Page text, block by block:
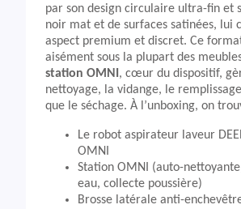
par son design circulaire ultra-fin et
noir mat et de surfaces satinées, lui
aspect premium et discret. Ce
aisément sous la plupart des
station OMNI , cœur du dispositif,
nettoyage, la vidange, le remplissage
que le séchage. À l’unboxing, on
Le robot aspirateur laveur
OMNI
Station OMNI (auto-
eau, collecte poussière)
Brosse latérale anti-